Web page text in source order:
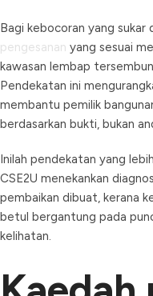
Bagi kebocoran yang sukar
pengesanan yang sesuai
kawasan lembap
Pendekatan ini
membantu pemilik
berdasarkan bukti, bukan
Inilah pendekatan yang
CSE2U menekankan
pembaikan dibuat, kerana
betul bergantung pada
kelihatan.